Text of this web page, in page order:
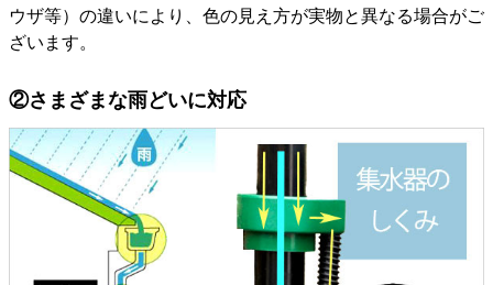
ウザ等）の違いにより、色の見え方が実物と異なる場合がご
ざいます。
②さまざまな雨どいに対応